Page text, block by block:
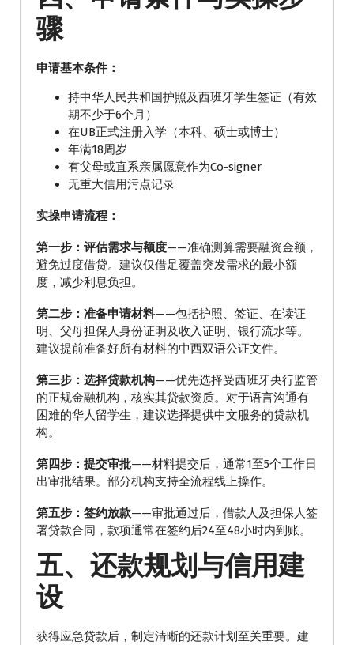
骤
申请基本条件：
持中华人民共和国护照及西班牙学生签证（有效
期不少于6个月）
在UB正式注册入学（本科、硕士或博士）
年满18周岁
有父母或直系亲属愿意作为Co-signer
无重大信用污点记录
实操申请流程：
第一步：评估需求与额度——准确测算需要融资金额，
避免过度借贷。建议仅借足覆盖突发需求的最小额
度，减少利息负担。
第二步：准备申请材料——包括护照、签证、在读证
明、父母担保人身份证明及收入证明、银行流水等。
建议提前准备好所有材料的中西双语公证文件。
第三步：选择贷款机构——优先选择受西班牙央行监管
的正规金融机构，核实其贷款资质。对于语言沟通有
困难的华人留学生，建议选择提供中文服务的贷款机
构。
第四步：提交审批——材料提交后，通常1至5个工作日
出审批结果。部分机构支持全流程线上操作。
第五步：签约放款——审批通过后，借款人及担保人签
署贷款合同，款项通常在签约后24至48小时内到账。
五、还款规划与信用建
设
获得应急贷款后，制定清晰的还款计划至关重要。建